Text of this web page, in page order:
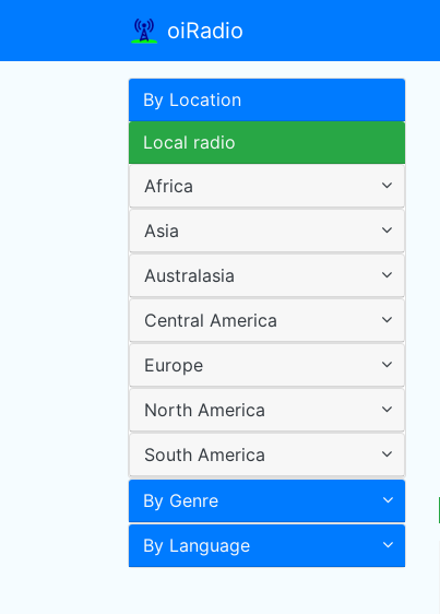
oiRadio
By Location
Local radio
Africa
Asia
Australasia
Central America
Europe
North America
South America
By Genre
By Language